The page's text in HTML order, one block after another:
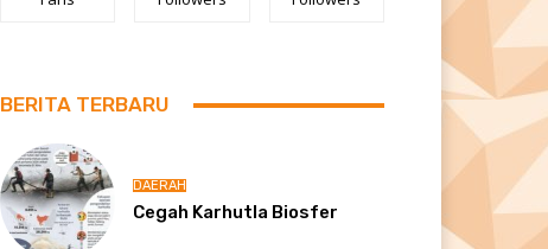
BERITA TERBARU
DAERAH
Cegah Karhutla Biosfer